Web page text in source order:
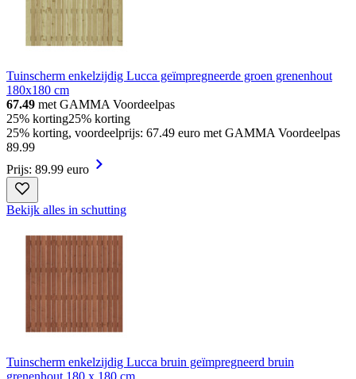
Tuinscherm enkelzijdig Lucca geïmpregneerde groen grenenhout
180x180 cm
67.49 met GAMMA Voordeelpas
25% korting25% korting
25% korting, voordeelprijs: 67.49 euro met GAMMA Voordeelpas
89.99
Prijs: 89.99 euro
Bekijk alles in schutting
Tuinscherm enkelzijdig Lucca bruin geïmpregneerd bruin
grenenhout 180 x 180 cm